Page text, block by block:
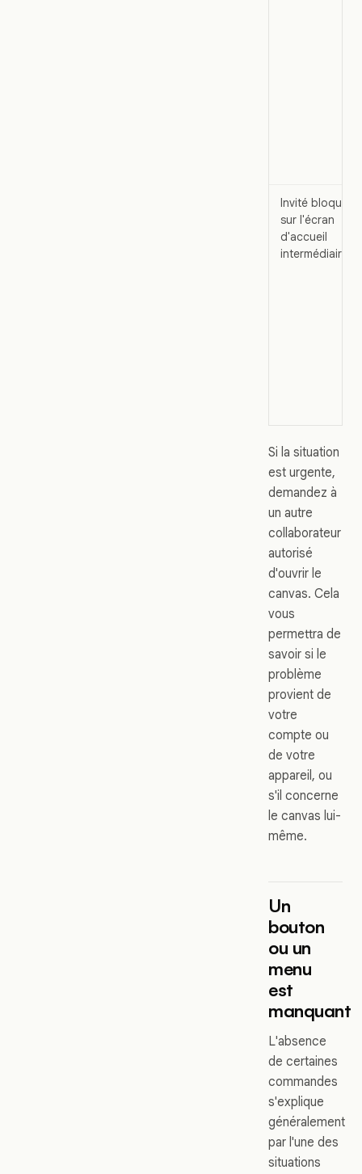
Invité bloqué
sur l'écran
d'accueil
intermédiaire
Si la situation
est urgente,
demandez à
un autre
collaborateur
autorisé
d'ouvrir le
canvas. Cela
vous
permettra de
savoir si le
problème
provient de
votre
compte ou
de votre
appareil, ou
s'il concerne
le canvas lui-
même.
Un
bouton
ou un
menu
est
manquant
L'absence
de certaines
commandes
s'explique
généralement
par l'une des
situations